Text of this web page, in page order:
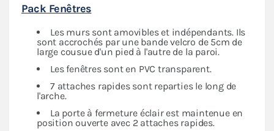
Pack Fenêtres
Les murs sont amovibles et indépendants. Ils
sont accrochés par une bande velcro de 5cm de
large cousue d'un pied à l'autre de la paroi.
Les fenêtres sont en PVC transparent.
7 attaches rapides sont reparties le long de
l'arche.
La porte à fermeture éclair est maintenue en
position ouverte avec 2 attaches rapides.